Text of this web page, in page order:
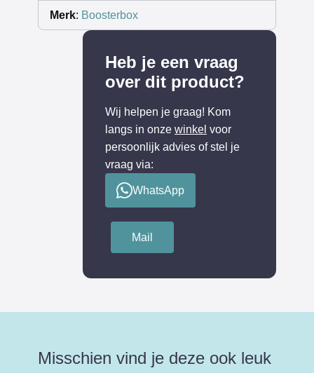
Merk: Boosterbox
Heb je een vraag
over dit product?
Wij helpen je graag! Kom
langs in onze winkel voor
persoonlijk advies of stel je
vraag via:
WhatsApp
Mail
Misschien vind je deze ook leuk